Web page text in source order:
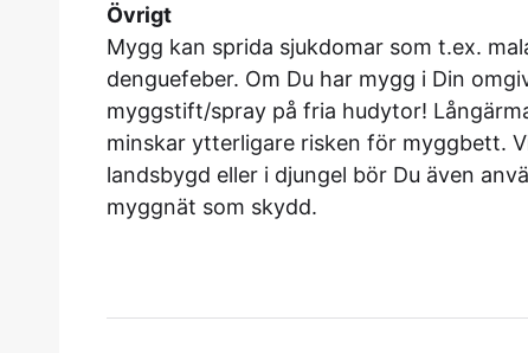
Övrigt
Mygg kan sprida sjukdomar som t.ex.
denguefeber. Om Du har mygg i Din
myggstift/spray på fria hudytor!
minskar ytterligare risken för myggbett.
landsbygd eller i djungel bör Du även
myggnät som skydd.